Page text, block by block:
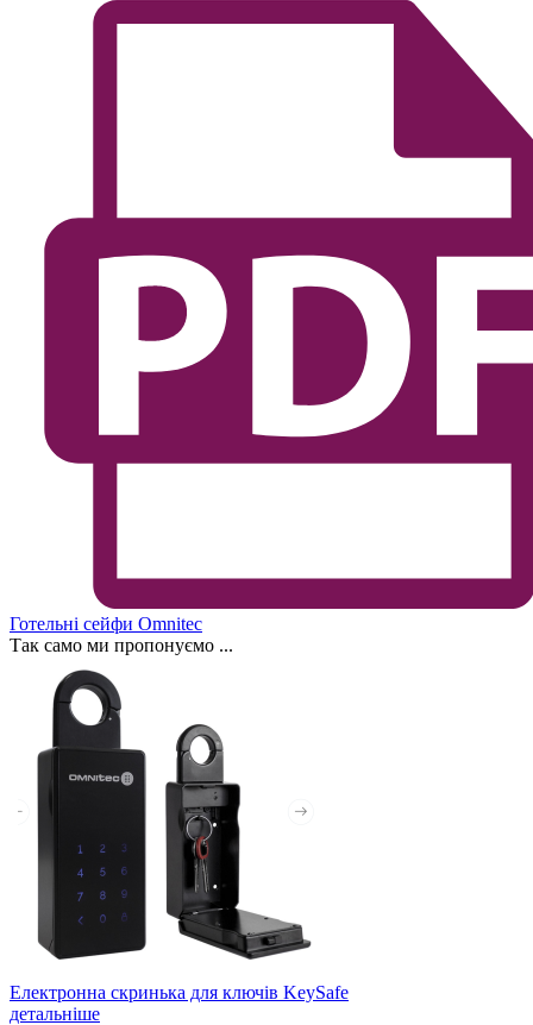
Готельні сейфи Omnitec
Так само ми пропонуємо ...
Електронна скринька для ключів KeySafe
детальніше